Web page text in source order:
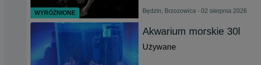
Będzin, Brzozowica - 02 sierpnia 2026
Akwarium morskie 30l
Używane
WYRÓŻNIONE